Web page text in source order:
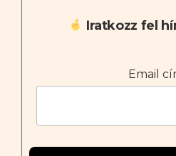
Iratkozz fel
Email